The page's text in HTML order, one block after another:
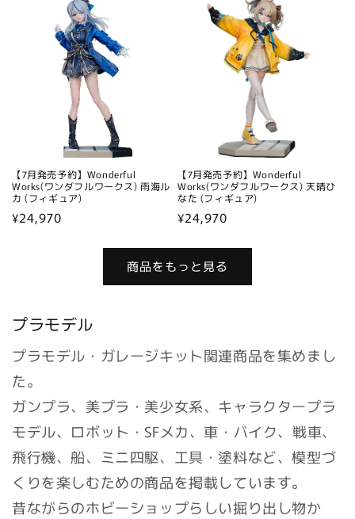
【7月発売予約】Wonderful
Works(ワンダフルワークス) 雨海ル
カ (フィギュア)
通
¥24,970
【7月発売予約】Wonderful
Works(ワンダフルワークス) 天晴ひ
なた (フィギュア)
通
格
¥24,970
商品をもっと見る
プラモデル
プラモデル・ガレージキット関連商品を集めまし
た。
ガンプラ、美プラ・美少女系、キャラクタープラ
モデル、ロボット・SFメカ、車・バイク、戦車、
飛行機、船、ミニ四駆、工具・塗料など、模型づ
くりを楽しむための商品を掲載しています。
昔ながらのホビーショップらしい掘り出し物か